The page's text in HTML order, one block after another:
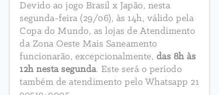
Devido ao jogo Brasil x Japão, nesta
segunda-feira (29/06), às 14h, válido pela
Copa do Mundo, as lojas de Atendimento
da Zona Oeste Mais Saneamento
funcionarão, excepcionalmente, das 8h às
12h nesta segunda. Este será o período
também de atendimento pelo Whatsapp 21